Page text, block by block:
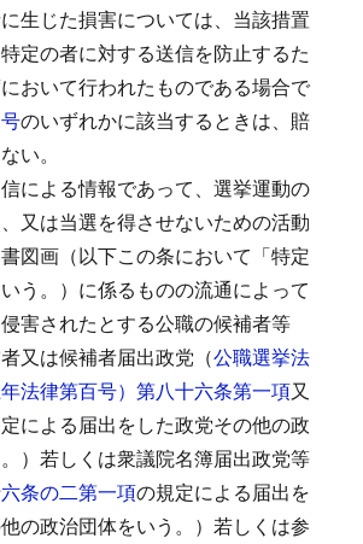
生じた損害については、当該措置
定の者に対する送信を防止するた
おいて行われたものである場合で
のいずれかに該当するときは、賠
い。
による情報であって、選挙運動の
又は当選を得させないための活動
図画（以下この条において「特定
う。）に係るものの流通によって
害されたとする公職の候補者等
者又は候補者届出政党（公職選挙法
年法律第百号）第八十六条第一項又
による届出をした政党その他の政
）若しくは衆議院名簿届出政党等
条の二第一項の規定による届出を
の政治団体をいう。）若しくは参